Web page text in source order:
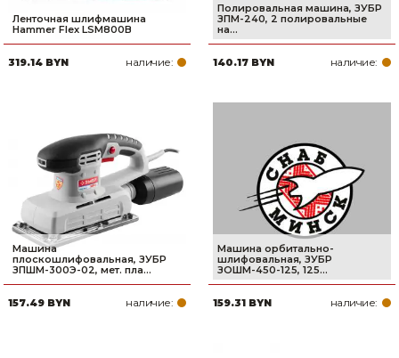
Ленточная шлифмашина
Hammer Flex LSM800B
319.14 BYN наличие:
Полировальная машина, ЗУБР
ЗПМ-240, 2 полировальные
на...
140.17 BYN наличие:
Машина
плоскошлифовальная, ЗУБР
ЗПШМ-300Э-02, мет. пла...
157.49 BYN наличие:
Машина орбитально-
шлифовальная, ЗУБР
ЗОШМ-450-125, 125...
159.31 BYN наличие: